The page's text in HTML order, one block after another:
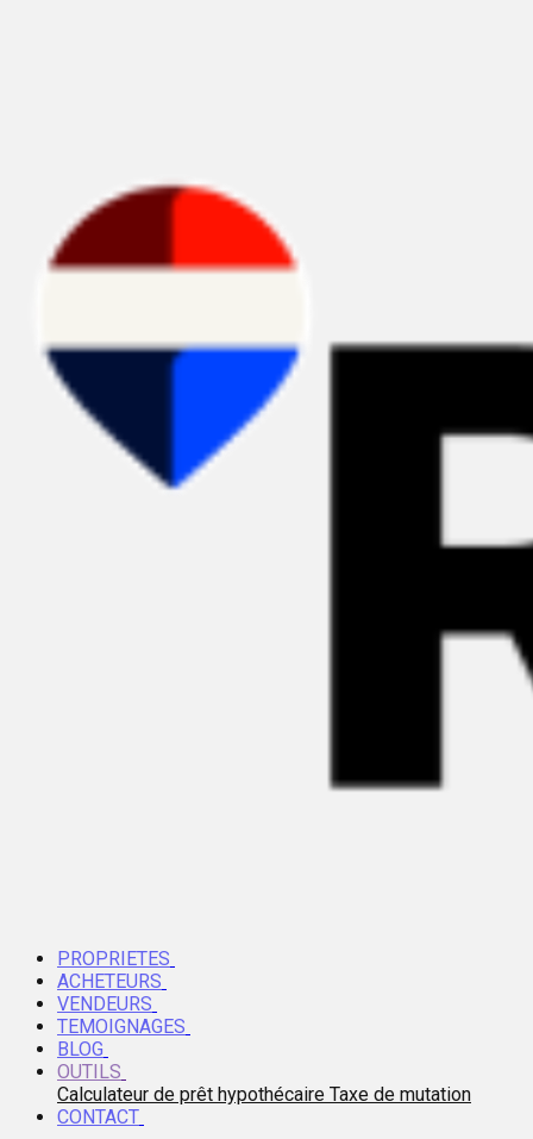
PROPRIETES
ACHETEURS
VENDEURS
TEMOIGNAGES
BLOG
OUTILS
Calculateur de prêt hypothécaire Taxe de mutation
CONTACT